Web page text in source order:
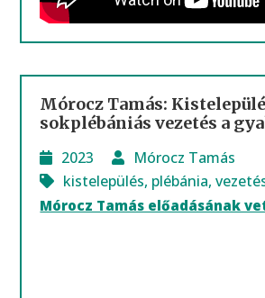
Mórocz Tamás:
sokplébániás vezetés a
2023
Mórocz Tamás
kistelepülés, plébánia,
Mórocz Tamás előadásának